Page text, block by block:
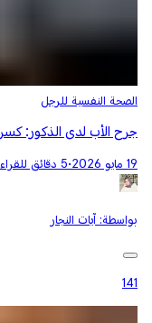
الصحة النفسية للرجل
جرح الأب لدى الذكور:
19 مايو 2026 •5 دقائق للقراءة
بواسطة: آيات النجار
141